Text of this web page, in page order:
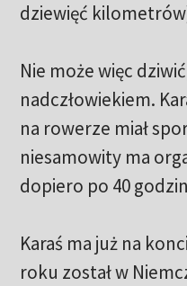
dziewięć
Nie może więc
nadczłowiekiem.
na rowerze miał
niesamowity ma
dopiero po 40
Karaś ma już na
roku został w